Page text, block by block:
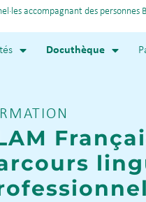
accompagnant des personnes
Docuthèque